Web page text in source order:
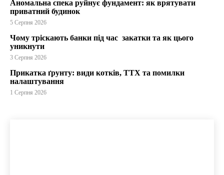
Аномальна спека руйнує фундамент: як врятувати
приватний будинок
5 Серпня 2026
Чому тріскають банки під час закатки та як цього
уникнути
3 Серпня 2026
Прикатка ґрунту: види котків, ТТХ та помилки
налаштування
1 Серпня 2026